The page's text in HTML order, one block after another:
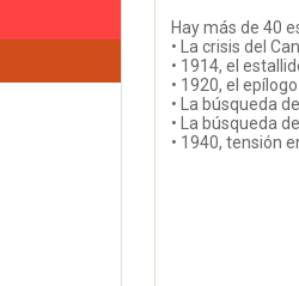
Hay más de 40
• La crisis del
• 1914, el
• 1920, el
• La búsqueda
• La búsqueda
• 1940, tensión